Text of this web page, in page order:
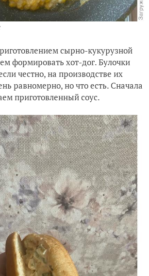
сырно-кукурузной
формировать хот-дог. Булочки
честно, на производстве их
равномерно, но что есть. Сначала
приготовленный соус.